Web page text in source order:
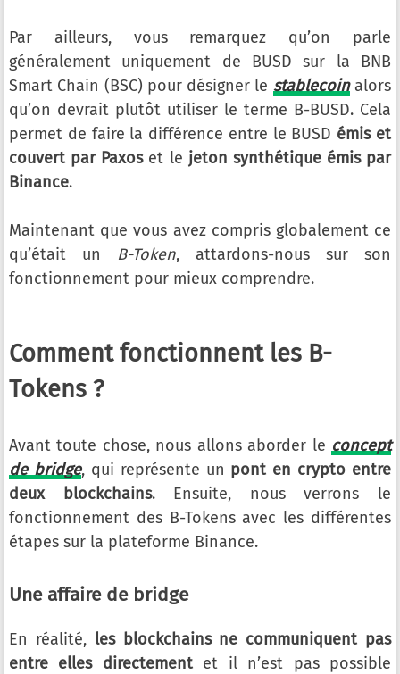
Par ailleurs, vous remarquez qu’on parle
généralement uniquement de BUSD sur la BNB
Smart Chain (BSC) pour désigner le stablecoinalors
qu’on devrait plutôt utiliser le terme B-BUSD. Cela
permet de faire la différence entre le BUSD émis et
couvert par Paxoset le jeton synthétique émis par
Binance.
Maintenant que vous avez compris globalement ce
qu’était un B-Token, attardons-nous sur son
fonctionnement pour mieux comprendre.
Comment fonctionnent les B-
Tokens ?
Avant toute chose, nous allons aborder le concept
de bridge, qui représente un pont en crypto entre
deux blockchains. Ensuite, nous verrons le
fonctionnement des B-Tokens avec les différentes
étapes sur la plateforme Binance.
Une affaire de bridge
En réalité, les blockchains ne communiquent pas
entre elles directementet il n’est pas possible